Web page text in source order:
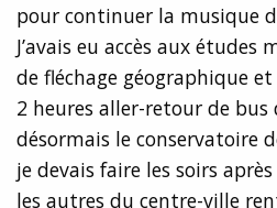
pour continuer la musique
J’avais eu accès aux études
de fléchage géographique
2 heures aller-retour de
désormais le conservatoire
je devais faire les soirs
les autres du centre-ville